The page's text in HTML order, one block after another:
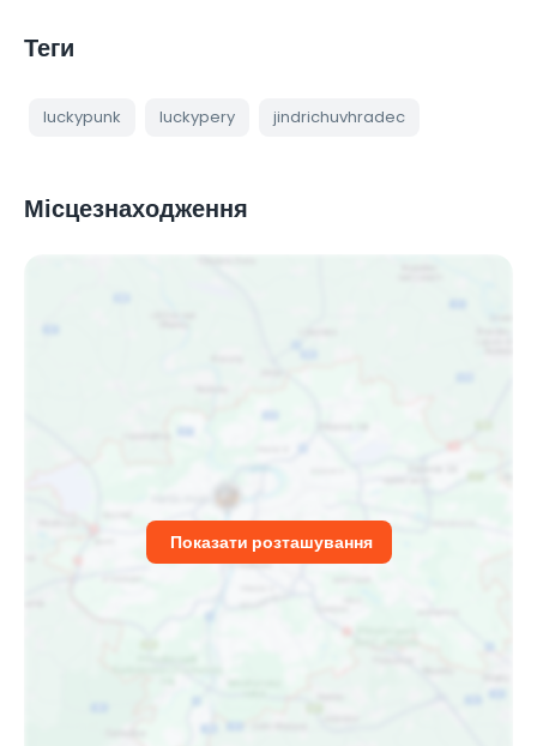
Теги
luckypunk luckypery jindrichuvhradec
Місцезнаходження
Показати розташування